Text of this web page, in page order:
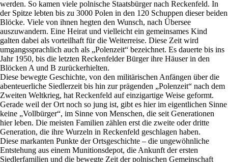
werden. So kamen viele polnische Staatsbürger nach Reckenfeld. In
der Spitze lebten bis zu 3000 Polen in den 120 Schuppen dieser beiden
Blöcke. Viele von ihnen hegten den Wunsch, nach Übersee
auszuwandern. Eine Heirat und vielleicht ein gemeinsames Kind
galten dabei als vorteilhaft für die Weiterreise. Diese Zeit wird
umgangssprachlich auch als „Polenzeit“ bezeichnet. Es dauerte bis ins
Jahr 1950, bis die letzten Reckenfelder Bürger ihre Häuser in den
Blöcken A und B zurückerhielten.
Diese bewegte Geschichte, von den militärischen Anfängen über die
abenteuerliche Siedlerzeit bis hin zur prägenden „Polenzeit“ nach dem
Zweiten Weltkrieg, hat Reckenfeld auf einzigartige Weise geformt.
Gerade weil der Ort noch so jung ist, gibt es hier im eigentlichen Sinne
keine „Vollbürger“, im Sinne von Menschen, die seit Generationen
hier leben. Die meisten Familien zählen erst die zweite oder dritte
Generation, die ihre Wurzeln in Reckenfeld geschlagen haben.
Diese markanten Punkte der Ortsgeschichte – die ungewöhnliche
Entstehung aus einem Munitionsdepot, die Ankunft der ersten
Siedlerfamilien und die bewegte Zeit der polnischen Gemeinschaft